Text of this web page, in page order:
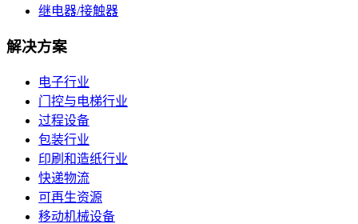
继电器/接触器
解决方案
电子行业
门控与电梯行业
过程设备
包装行业
印刷和造纸行业
快递物流
可再生资源
移动机械设备